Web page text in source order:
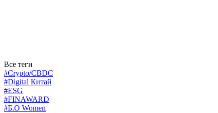
Все теги
#Crypto/CBDC
#Digital Китай
#ESG
#FINAWARD
#Б.О Women